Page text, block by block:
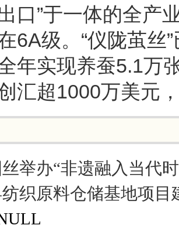
”于一体的全产
6A级。“仪陇茧丝
年实现养蚕5.1万
汇超1000万美元
丝举办“非遗融入当代
织原料仓储基地项目